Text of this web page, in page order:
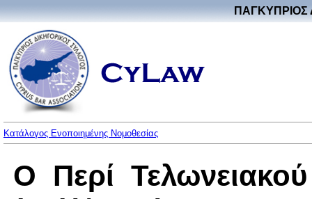
ΠΑΓΚΥΠΡΙΟΣ
Κατάλογος Ενοποιημένης Νομοθεσίας
Ο Περί